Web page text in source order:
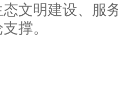
文明建设、服
撑。